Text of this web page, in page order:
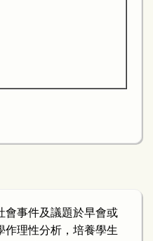
會事件及議題於早會或
作理性分析，培養學生